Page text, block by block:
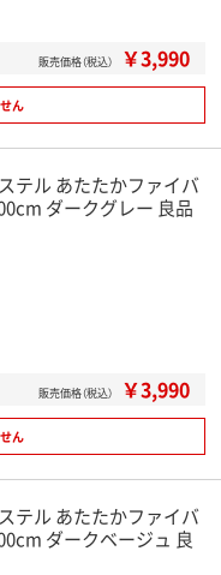
販売価格（税込） ￥3,990
ん
テル あたたかファイバ
ダークグレー 良品
販売価格（税込） ￥3,990
ん
テル あたたかファイバ
ダークベージュ 良